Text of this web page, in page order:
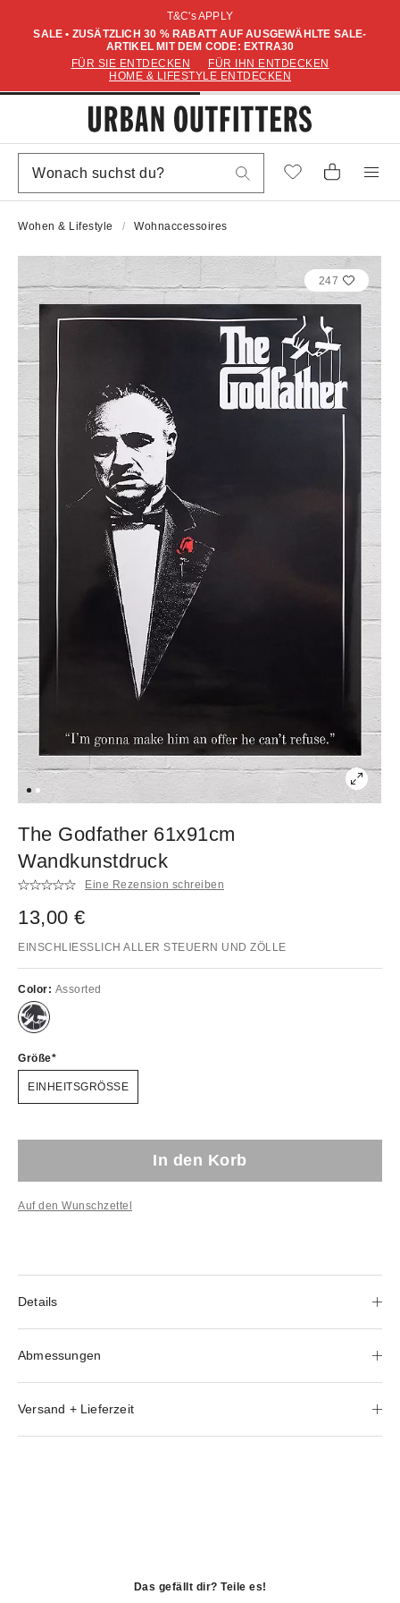
T&C's APPLY
SALE • ZUSÄTZLICH 30 % RABATT AUF AUSGEWÄHLTE SALE-
ARTIKEL MIT DEM CODE: EXTRA30
FÜR SIE ENTDECKEN
FÜR IHN ENTDECKEN
HOME & LIFESTYLE ENTDECKEN
Wohen & Lifestyle Wohnaccessoires
247
The Godfather 61x91cm
Wandkunstdruck
Eine Rezension schreiben
13,00 €
EINSCHLIESSLICH ALLER STEUERN UND ZÖLLE
Color: Assorted
Größe
EINHEITSGRÖSSE
In den Korb
Auf den Wunschzettel
Details
Abmessungen
Versand + Lieferzeit
Das gefällt dir? Teile es!